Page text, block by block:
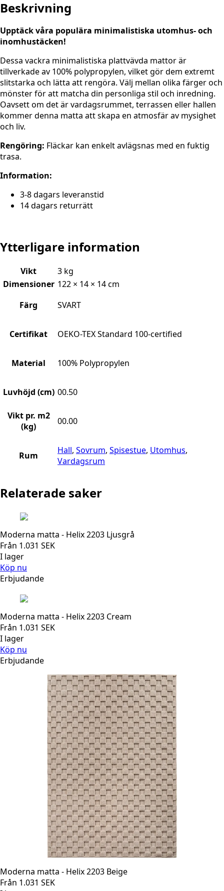
Beskrivning
Upptäck våra populära minimalistiska utomhus- och
inomhustäcken!
Dessa vackra minimalistiska plattvävda mattor är
tillverkade av 100% polypropylen, vilket gör dem extremt
slitstarka och lätta att rengöra. Välj mellan olika färger och
mönster för att matcha din personliga stil och inredning.
Oavsett om det är vardagsrummet, terrassen eller hallen
kommer denna matta att skapa en atmosfär av mysighet
och liv.
Rengöring: Fläckar kan enkelt avlägsnas med en fuktig
trasa.
Information:
3-8 dagars leveranstid
14 dagars returrätt
Ytterligare information
Vikt
3 kg
Dimensioner 122 × 14 × 14 cm
Färg
SVART
Certifikat OEKO-TEX Standard 100-certified
Material 100% Polypropylen
Luvhöjd (cm) 00.50
Vikt pr. m2
(kg)
00.00
Rum Hall, Sovrum, Spisestue, Utomhus,
Vardagsrum
Relaterade saker
Moderna matta - Helix 2203 Ljusgrå
Från 1.031 SEK
I lager
Köp nu
Erbjudande
Moderna matta - Helix 2203 Cream
Från 1.031 SEK
I lager
Köp nu
Erbjudande
Moderna matta - Helix 2203 Beige
Från 1.031 SEK